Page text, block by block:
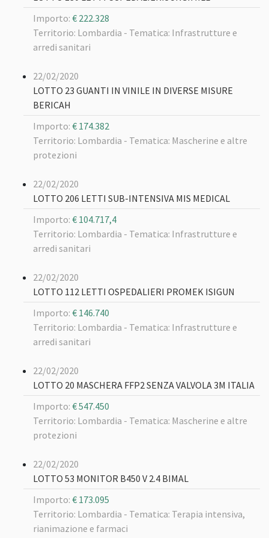
Importo: € 222.328
Territorio: Lombardia - Tematica: Infrastrutture e
arredi sanitari
22/02/2020
LOTTO 23 GUANTI IN VINILE IN DIVERSE MISURE
BERICAH
Importo: € 174.382
Territorio: Lombardia - Tematica: Mascherine e altre
protezioni
22/02/2020
LOTTO 206 LETTI SUB-INTENSIVA MIS MEDICAL
Importo: € 104.717,4
Territorio: Lombardia - Tematica: Infrastrutture e
arredi sanitari
22/02/2020
LOTTO 112 LETTI OSPEDALIERI PROMEK ISIGUN
Importo: € 146.740
Territorio: Lombardia - Tematica: Infrastrutture e
arredi sanitari
22/02/2020
LOTTO 20 MASCHERA FFP2 SENZA VALVOLA 3M ITALIA
Importo: € 547.450
Territorio: Lombardia - Tematica: Mascherine e altre
protezioni
22/02/2020
LOTTO 53 MONITOR B450 V 2.4 BIMAL
Importo: € 173.095
Territorio: Lombardia - Tematica: Terapia intensiva,
rianimazione e farmaci